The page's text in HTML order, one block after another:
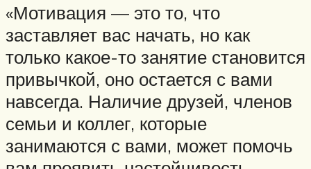
«Мотивация — это то, что
заставляет вас начать, но как
только какое-то занятие становится
привычкой, оно остается с вами
навсегда. Наличие друзей, членов
семьи и коллег, которые
занимаются с вами, может помочь